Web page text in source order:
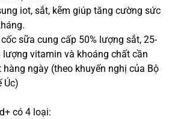
iot, sắt, kẽm giúp tăng cường sức
sữa cung cấp 50% lượng sắt, 25-
lượng vitamin và khoáng chất cần
hàng ngày (theo khuyến nghị của Bộ
Úc)
có 4 loại: